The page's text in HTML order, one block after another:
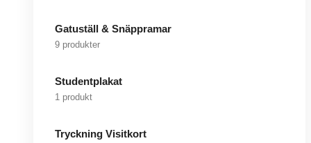
Gatuställ & Snäppramar
9 produkter
Studentplakat
1 produkt
Tryckning Visitkort